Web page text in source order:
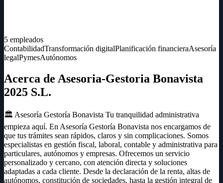
5 empleados
ContabilidadTransformación digitalPlanificación financieraAsesoría
legalPymesAutónomos
Acerca de Asesoria-Gestoria Bonavista
2025 S.L.
🏛️ Asesoría Gestoría Bonavista Tu tranquilidad administrativa
empieza aquí. En Asesoría Gestoría Bonavista nos encargamos de
que tus trámites sean rápidos, claros y sin complicaciones. Somos
especialistas en gestión fiscal, laboral, contable y administrativa para
particulares, autónomos y empresas. Ofrecemos un servicio
personalizado y cercano, con atención directa y soluciones
adaptadas a cada cliente. Desde la declaración de la renta, altas de
autónomos, constitución de sociedades, hasta la gestión integral de